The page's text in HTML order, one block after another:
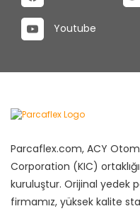
Youtube
Parcaflex.com, ACY
Corporation (KIC)
kuruluştur. Orijinal yedek
firmamız, yüksek kalite